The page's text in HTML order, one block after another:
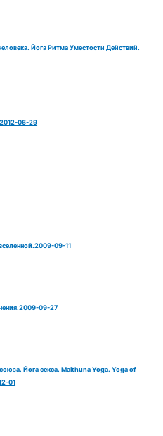
Йога Ритма Уместости Действий.
2012-06-29
09-11
09-27
Йога секса. Maithuna Yoga. Yoga of
01